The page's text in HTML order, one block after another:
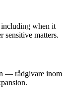
when it
sensitive matters.
— rådgivare inom